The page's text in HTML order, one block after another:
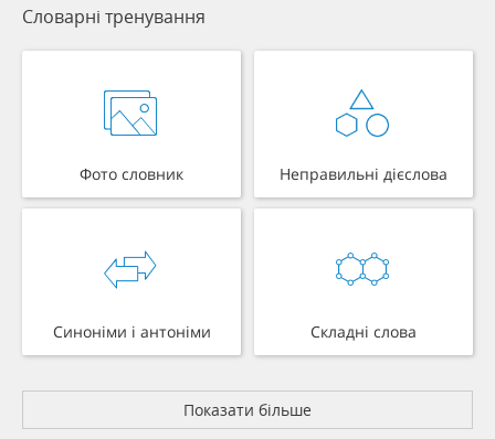
Словарні тренування
Фото словник Неправильні дієслова
Синоніми і антоніми Складні слова
Показати більше